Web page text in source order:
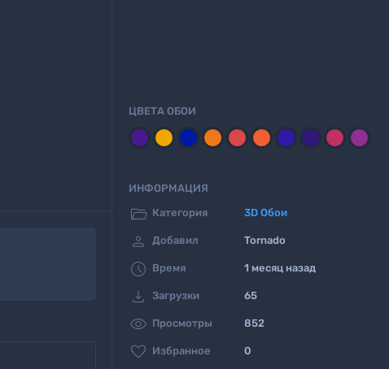
ЦВЕТА ОБОИ
ИНФОРМАЦИЯ
 Категория 3D Oбои
 Добавил Tornado
 Время 1 месяц назад
 Загрузки 65
 Просмотры 852
 Избранное 0